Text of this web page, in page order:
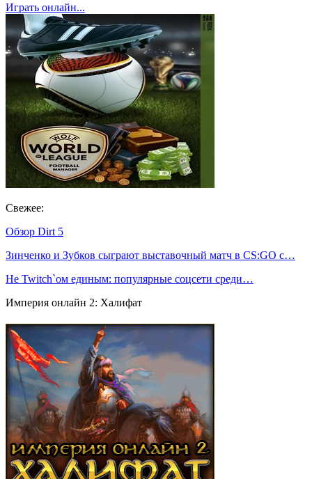
Играть онлайн...
Свежее:
Обзор Dirt 5
Зинченко и Зубков сыграют выставочный матч в CS:GO с…
Не Twitch`ом единым: популярные соцсети среди…
Империя онлайн 2: Халифат